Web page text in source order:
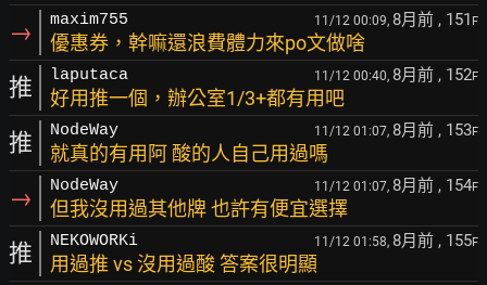
→ maxim755 11/12 00:09, 8月前 , 151 F
優惠券，幹嘛還浪費體力來po文做啥
推 laputaca 11/12 00:40, 8月前 , 152F
好用推一個，辦公室1/3+都有用吧
推 NodeWay 11/12 01:07, 8月前 , 153F
就真的有用阿 酸的人自己用過嗎
→ NodeWay 11/12 01:07, 8月前 , 154F
但我沒用過其他牌 也許有便宜選擇
推 NEKOWORKi 11/12 01:58, 8月前 , 155F
用過推 vs 沒用過酸 答案很明顯